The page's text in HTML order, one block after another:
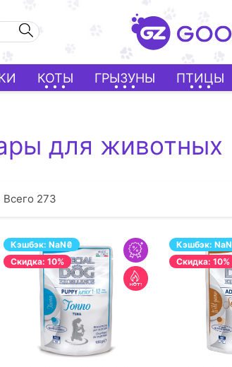
КОТЫ ГРЫЗУНЫ ПТИЦЫ
для животных
Всего 273
Кэшбэк: NaN₴
Cкидка: 10%
ПЕРЕЙТИ
Кэшбэк: NaN
Cкидка: 10%